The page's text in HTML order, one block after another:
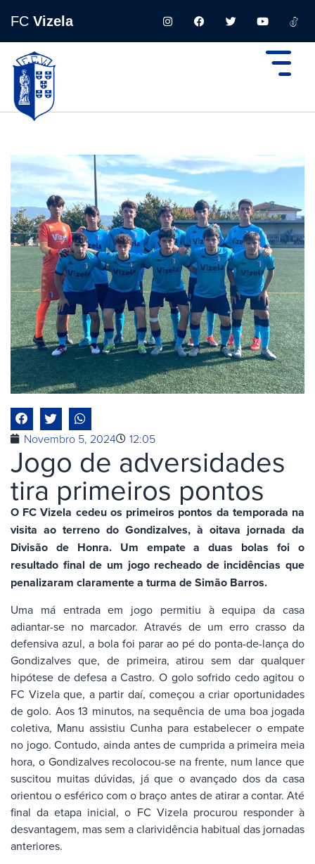
FC Vizela
Novembro 5, 2024 12:05
Jogo de adversidades
tira primeiros pontos
O FC Vizela cedeu os primeiros pontos da temporada na
visita ao terreno do Gondizalves, à oitava jornada da
Divisão de Honra. Um empate a duas bolas foi o
resultado final de um jogo recheado de incidências que
penalizaram claramente a turma de Simão Barros.
Uma má entrada em jogo permitiu à equipa da casa
adiantar-se no marcador. Através de um erro crasso da
defensiva azul, a bola foi parar ao pé do ponta-de-lança do
Gondizalves que, de primeira, atirou sem dar qualquer
hipótese de defesa a Castro. O golo sofrido cedo agitou o
FC Vizela que, a partir daí, começou a criar oportunidades
de golo. Aos 13 minutos, na sequência de uma boa jogada
coletiva, Manu assistiu Cunha para estabelecer o empate
no jogo. Contudo, ainda antes de cumprida a primeira meia
hora, o Gondizalves recolocou-se na frente, num lance que
suscitou muitas dúvidas, já que o avançado dos da casa
orientou o esférico com o braço antes de atirar a contar. Até
final da etapa inicial, o FC Vizela procurou responder à
desvantagem, mas sem a clarividência habitual das jornadas
anteriores.